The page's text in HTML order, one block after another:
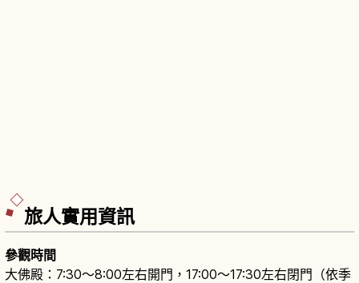
旅人實用資訊
參觀時間
大佛殿：7:30〜8:00左右開門，17:00〜17:30左右閉門（依季